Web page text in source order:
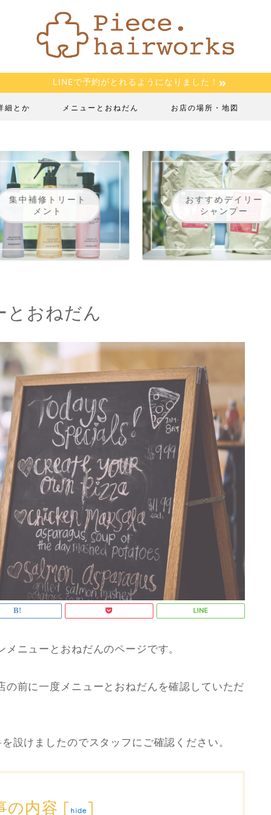
LINEで予約がとれるようになりました！
細とか メニューとおねだん お店の場所・地図
集中補修トリート
メント
おすすめデイリー
シャンプー
とおねだん
ニューとおねだんのページです。
前に一度メニューとおねだんを確認していただ
設けましたのでスタッフにご確認ください。
の内容 [ hide ]